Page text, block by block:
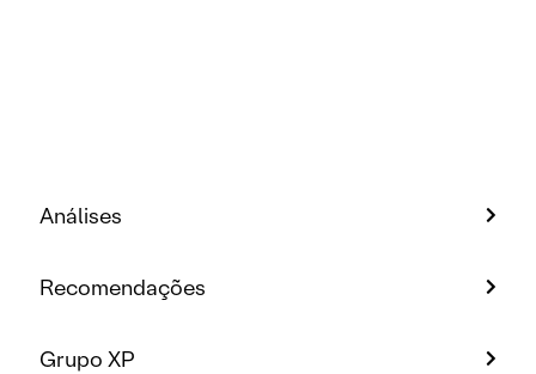
Análises
Recomendações
Grupo XP